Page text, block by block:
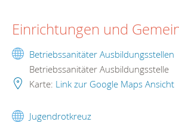
Einrichtungen und
Betriebssanitäter Ausbildungsstellen
Betriebssanitäter Ausbildungsstelle
Karte: Link zur Google Maps Ansicht
Jugendrotkreuz